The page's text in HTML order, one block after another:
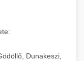
Dunakeszi,